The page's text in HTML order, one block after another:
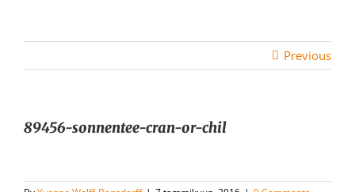
Previous
89456-sonnentee-cran-or-chil